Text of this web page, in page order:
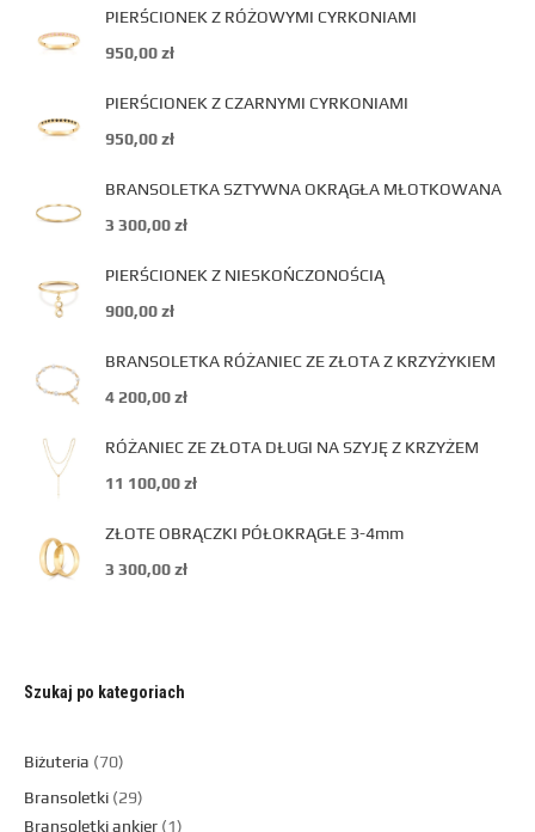
PIERŚCIONEK Z RÓŻOWYMI CYRKONIAMI
950,00zł
PIERŚCIONEK Z CZARNYMI CYRKONIAMI
950,00zł
BRANSOLETKA SZTYWNA OKRĄGŁA MŁOTKOWANA
3 300,00zł
PIERŚCIONEK Z NIESKOŃCZONOŚCIĄ
900,00zł
BRANSOLETKA RÓŻANIEC ZE ZŁOTA Z KRZYŻYKIEM
4 200,00zł
RÓŻANIEC ZE ZŁOTA DŁUGI NA SZYJĘ Z KRZYŻEM
11 100,00zł
ZŁOTE OBRĄCZKI PÓŁOKRĄGŁE 3-4mm
3 300,00zł
Szukaj po kategoriach
Biżuteria
70
Bransoletki 29
Bransoletki ankier 1